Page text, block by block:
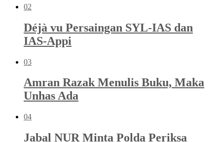
02
Déjà vu Persaingan SYL-IAS dan
IAS-Appi
03
Amran Razak Menulis Buku, Maka
Unhas Ada
04
Jabal NUR Minta Polda Periksa